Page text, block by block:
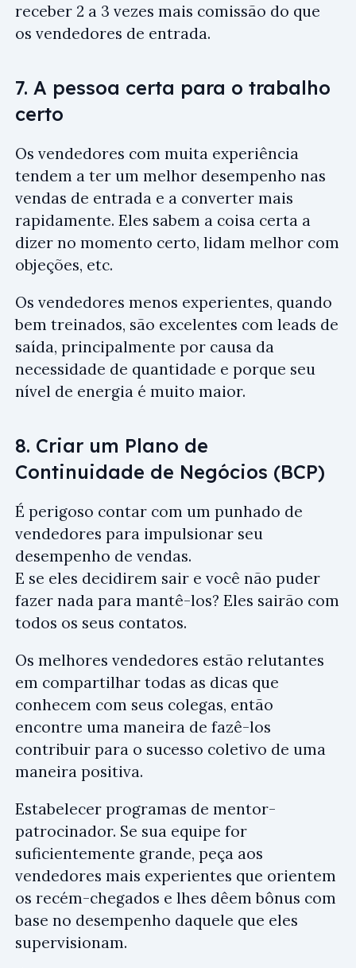
receber 2 a 3 vezes mais comissão do que
os vendedores de entrada.
7. A pessoa certa para o trabalho
certo
Os vendedores com muita experiência
tendem a ter um melhor desempenho nas
vendas de entrada e a converter mais
rapidamente. Eles sabem a coisa certa a
dizer no momento certo, lidam melhor com
objeções, etc.
Os vendedores menos experientes, quando
bem treinados, são excelentes com leads de
saída, principalmente por causa da
necessidade de quantidade e porque seu
nível de energia é muito maior.
8. Criar um Plano de
Continuidade de Negócios (BCP)
É perigoso contar com um punhado de
vendedores para impulsionar seu
desempenho de vendas.
E se eles decidirem sair e você não puder
fazer nada para mantê-los? Eles sairão com
todos os seus contatos.
Os melhores vendedores estão relutantes
em compartilhar todas as dicas que
conhecem com seus colegas, então
encontre uma maneira de fazê-los
contribuir para o sucesso coletivo de uma
maneira positiva.
Estabelecer programas de mentor-
patrocinador. Se sua equipe for
suficientemente grande, peça aos
vendedores mais experientes que orientem
os recém-chegados e lhes dêem bônus com
base no desempenho daquele que eles
supervisionam.